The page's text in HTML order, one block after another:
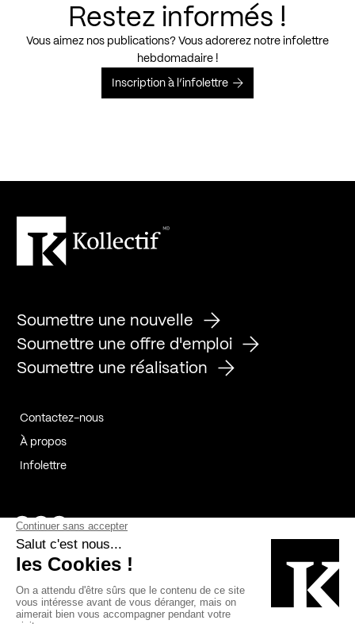
Restez informés !
Vous aimez nos publications? Vous adorerez notre infolettre
hebdomadaire !
Inscription à l’infolettre
Soumettre une nouvelle
Soumettre une offre d'emploi
Soumettre une réalisation
Contactez-nous
À propos
Infolettre
Page Facebook de Kollectif
Page Instagram de Kollectif
Page Linkedin de Kollectif